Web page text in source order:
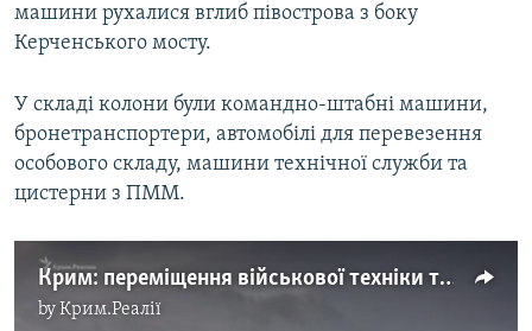
ДЕПОРТАЦІЯ
СВІДЧЕННЯ ОКУПАЦІЇ
УКРАЇНСЬКА ПРОБЛЕМА КРИМУ
ІНФОГРАФІКА
ЯК ОБІЙТИ БЛОКУВАННЯ
Qırımtatar
ДОЛУЧАЙСЯ!
Усі сайти RFE/RL
машини рухалися вглиб півострова з боку
Керченського мосту.
У складі колони були командно-штабні машини,
бронетранспортери, автомобілі для перевезення
особового складу, машини технічної служби та
цистерни з ПММ.
Крим: переміщення військової техніки трасою «Таврида» (відео)
byКрим.Реалії